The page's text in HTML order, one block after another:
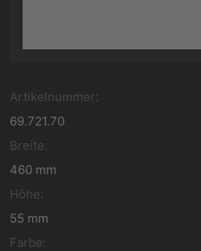
Artikelnummer:
69.721.70
Breite:
460 mm
Höhe:
55 mm
Farbe: